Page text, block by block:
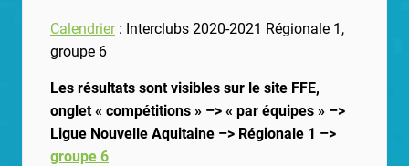
Calendrier: Interclubs 2020-2021 Régionale 1,
groupe 6
Les résultats sont visibles sur le site FFE,
onglet « compétitions » –> « par équipes » –>
Ligue Nouvelle Aquitaine –> Régionale 1 –>
groupe 6